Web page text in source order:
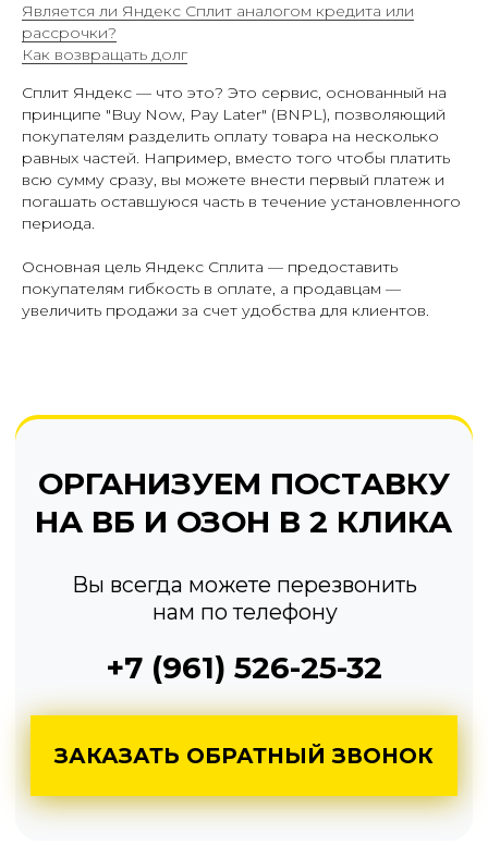
Является ли Яндекс Сплит аналогом кредита или
рассрочки?
Как возвращать долг
Сплит Яндекс — что это? Это сервис, основанный на
принципе "Buy Now, Pay Later" (BNPL), позволяющий
покупателям разделить оплату товара на несколько
равных частей. Например, вместо того чтобы платить
всю сумму сразу, вы можете внести первый платеж и
погашать оставшуюся часть в течение установленного
периода.
Основная цель Яндекс Сплита — предоставить
покупателям гибкость в оплате, а продавцам —
увеличить продажи за счет удобства для клиентов.
ОРГАНИЗУЕМ ПОСТАВКУ
НА ВБ И ОЗОН В 2 КЛИКА
Вы всегда можете перезвонить
+7 (961) 526-25-32